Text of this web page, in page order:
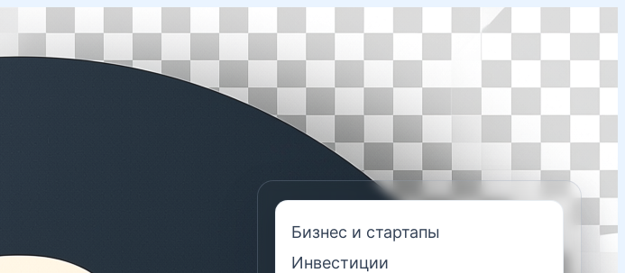
Бизнес и стартапы
Инвестиции